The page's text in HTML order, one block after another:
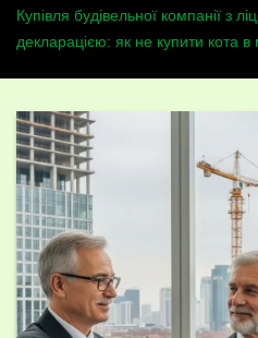
Купівля будівельної компанії з
декларацією: як не купити кота в